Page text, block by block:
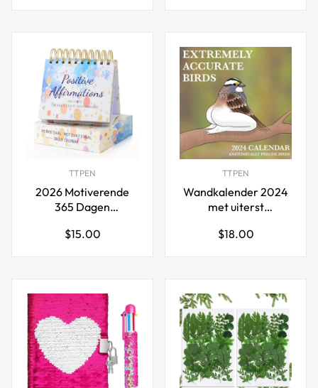
TTPEN
2026 Motiverende
365 Dagen
Inspirerende Citaten
Normale
$15.00
TTPEN
Wandkalender 2024
met uiterst
Normale
$18.00